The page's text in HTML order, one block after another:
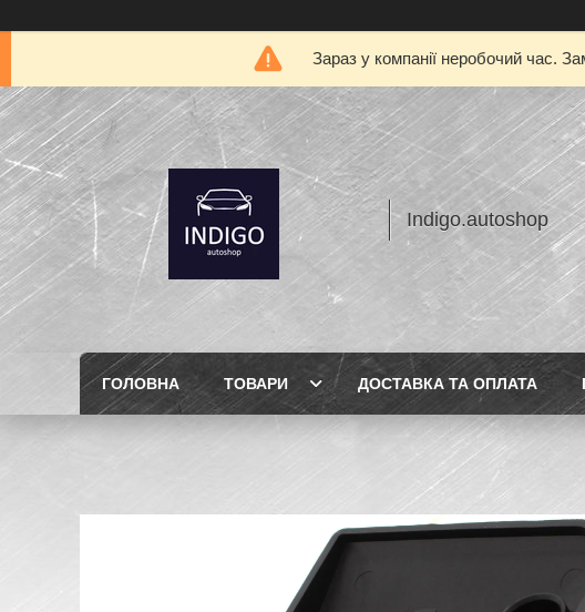
Зараз у компанії неробочий час.
Indigo.autoshop
ГОЛОВНА ТОВАРИ ДОСТАВКА ТА ОПЛАТА